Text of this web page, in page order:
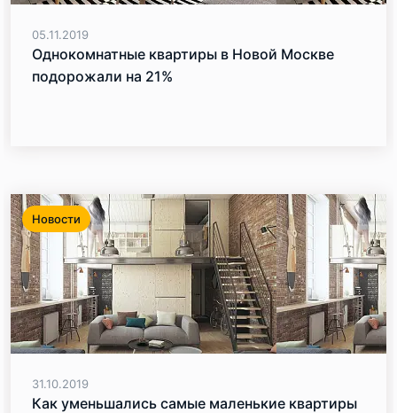
05.11.2019
Однокомнатные квартиры в Новой Москве
подорожали на 21%
Новости
31.10.2019
Как уменьшались самые маленькие квартиры